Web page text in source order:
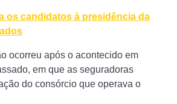
os candidatos à presidência da
ocorreu após o acontecido em
em que as seguradoras
do consórcio que operava o